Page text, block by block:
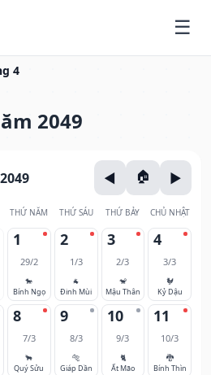
4
2049
THỨ NĂM THỨ SÁU THỨ BẢY CHỦ NHẬT
1
29/2
🐎
Bính Ngọ
2
1/3
🐐
Đinh Mùi
3
2/3
🐒
Mậu Thân
4
3/3
🐓
Kỷ Dậu
8
7/3
🐂
Quý Sửu
9
8/3
🐅
Giáp Dần
10
9/3
🐈
Ất Mão
11
10/3
🐉
Bính Thìn